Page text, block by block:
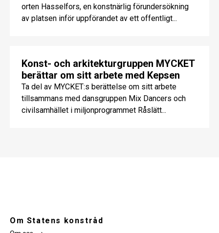
orten Hasselfors, en konstnärlig förundersökning
av platsen inför uppförandet av ett offentligt...
Konst- och arkitekturgruppen MYCKET
berättar om sitt arbete med Kepsen
Ta del av MYCKET:s berättelse om sitt arbete
tillsammans med dansgruppen Mix Dancers och
civilsamhället i miljonprogrammet Råslätt...
Om Statens konstråd